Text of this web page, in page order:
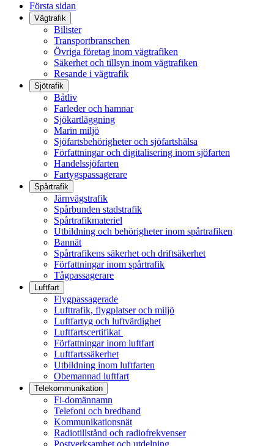
Första sidan
Vägtrafik
Bilister
Transportbranschen
Övriga företag inom vägtrafiken
Säkerhet och tillsyn inom vägtrafiken
Resande i vägtrafik
Sjötrafik
Båtliv
Farleder och hamnar
Sjökartläggning
Marin miljö
Sjöfartsbehörigheter och sjöfartshälsa
Författningar och digitalisering inom sjöfarten
Handelssjöfarten
Fartygspassagerare
Spårtrafik
Järnvägstrafik
Spårbunden stadstrafik
Spårtrafikmateriel
Utbildning och behörigheter inom spårtrafiken
Bannät
Spårtrafikens säkerhet och driftsäkerhet
Författningar inom spårtrafik
Tågpassagerare
Luftfart
Flygpassagerade
Lufttrafik, flygplatser och miljö
Luftfartyg och luftvärdighet
Luftfartscertifikat
Författningar inom luftfart
Luftfartssäkerhet
Utbildning inom luftfarten
Obemannad luftfart
Telekommunikation
Fi-domännamn
Telefoni och bredband
Kommunikationsnät
Radiotillstånd och radiofrekvenser
Postverksamhet och utdelning